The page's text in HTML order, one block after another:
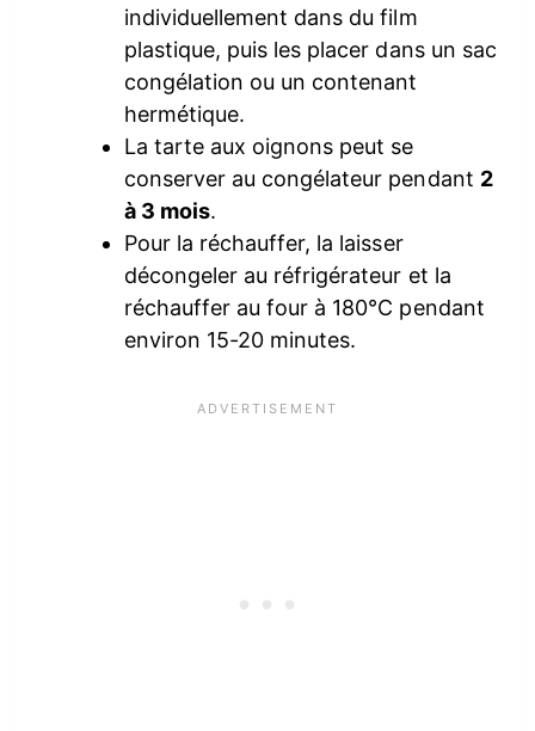
individuellement dans du film
plastique, puis les placer dans un sac
congélation ou un contenant
hermétique.
La tarte aux oignons peut se
conserver au congélateur pendant 2
à 3 mois.
Pour la réchauffer, la laisser
décongeler au réfrigérateur et la
réchauffer au four à 180°C pendant
environ 15-20 minutes.